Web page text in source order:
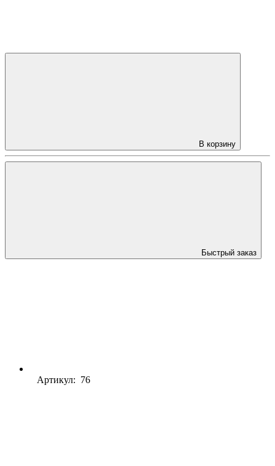
В корзину
Быстрый заказ
Артикул: 76